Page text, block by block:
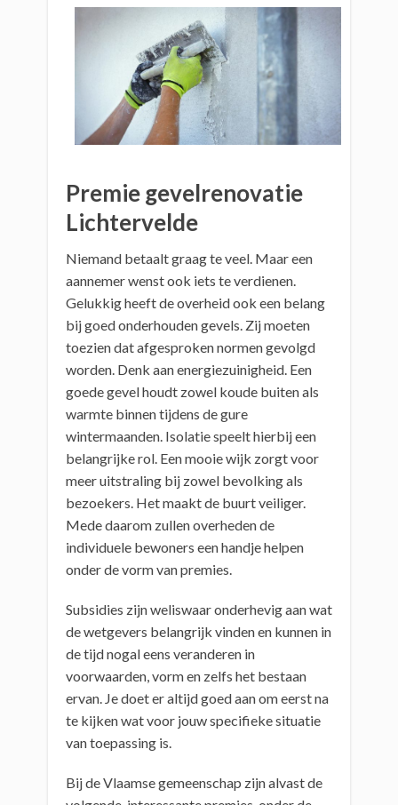
Premie gevelrenovatie
Lichtervelde
Niemand betaalt graag te veel. Maar een
aannemer wenst ook iets te verdienen.
Gelukkig heeft de overheid ook een belang
bij goed onderhouden gevels. Zij moeten
toezien dat afgesproken normen gevolgd
worden. Denk aan energiezuinigheid. Een
goede gevel houdt zowel koude buiten als
warmte binnen tijdens de gure
wintermaanden. Isolatie speelt hierbij een
belangrijke rol. Een mooie wijk zorgt voor
meer uitstraling bij zowel bevolking als
bezoekers. Het maakt de buurt veiliger.
Mede daarom zullen overheden de
individuele bewoners een handje helpen
onder de vorm van premies.
Subsidies zijn weliswaar onderhevig aan wat
de wetgevers belangrijk vinden en kunnen in
de tijd nogal eens veranderen in
voorwaarden, vorm en zelfs het bestaan
ervan. Je doet er altijd goed aan om eerst na
te kijken wat voor jouw specifieke situatie
van toepassing is.
Bij de Vlaamse gemeenschap zijn alvast de